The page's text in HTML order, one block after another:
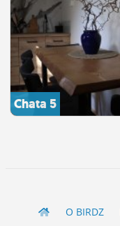
Chata 5
O BIRDZ